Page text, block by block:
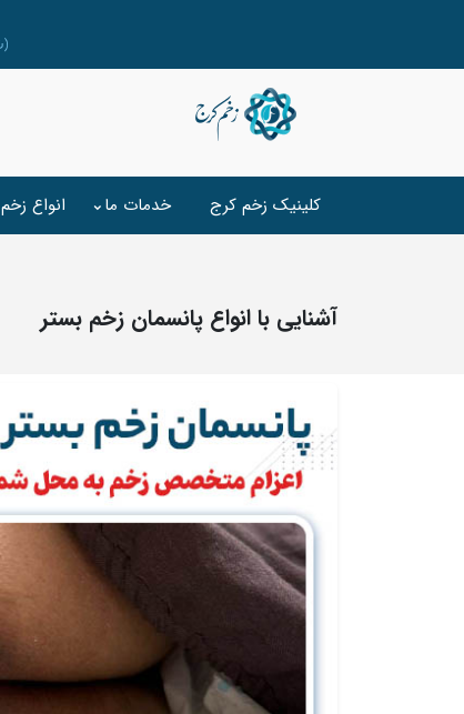
کلینیک زخم کرج خدمات ما انواع زخم
آشنایی با انواع پانسمان زخم بستر